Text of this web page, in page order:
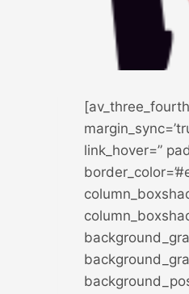
link_hover=”